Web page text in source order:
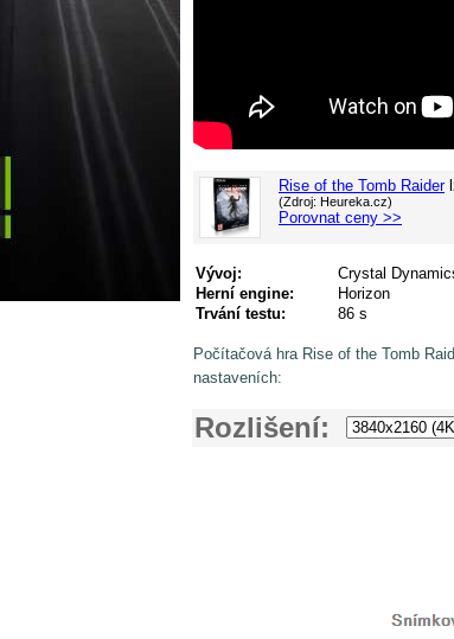
Rise of the Tomb Raider
(Zdroj: Heureka.cz)
Porovnat ceny >>
Vývoj: Crystal
Herní engine:
Horizon
Trvání testu:
86 s
Počítačová hra Rise of the Tomb
nastaveních:
Rozlišení: